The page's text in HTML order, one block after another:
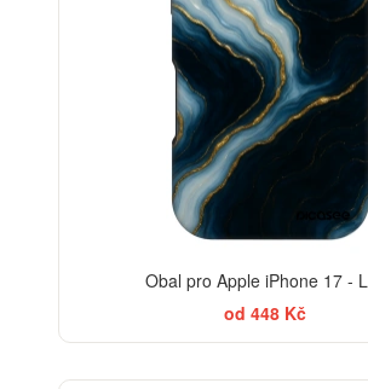
Obal pro Apple iPhone 17 -
od 448 Kč